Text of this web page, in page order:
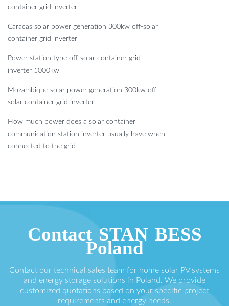
container grid inverter
Caracas solar power generation 300kw off-solar
container grid inverter
Power station type off-solar container grid
inverter 1000kw
Mozambique solar power generation 300kw off-
solar container grid inverter
How much power does a solar container
communication station inverter usually have when
connected to the grid
Contact STAN BESS
Poland
Contact our technical sales team for home solar PV systems
and energy storage solutions in Poland. We provide
customized quotations based on your specific project
requirements and energy needs.